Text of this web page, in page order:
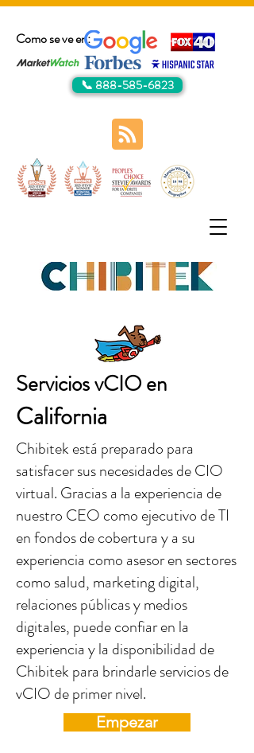
Como se ve en:
📞 888-585-6823
Servicios vCIO en
California
Chibitek está preparado para
satisfacer sus necesidades de CIO
virtual. Gracias a la experiencia de
nuestro CEO como ejecutivo de TI
en fondos de cobertura y a su
experiencia como asesor en sectores
como salud, marketing digital,
relaciones públicas y medios
digitales, puede confiar en la
experiencia y la disponibilidad de
Chibitek para brindarle servicios de
vCIO de primer nivel.
Empezar